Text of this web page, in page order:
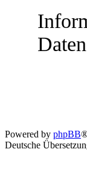
Powered by phpBB
Deutsche